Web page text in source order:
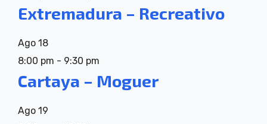
Extremadura – Recreativo
Ago 18
8:00 pm - 9:30 pm
Cartaya – Moguer
Ago 19